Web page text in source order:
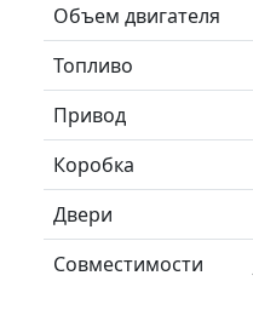
Объем двигателя
Топливо
Привод
Коробка
Двери
Совместимости